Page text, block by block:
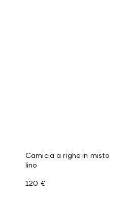
Camicia a righe in misto
lino
120 €